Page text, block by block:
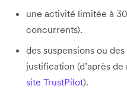
une activité limitée à
concurrents).
des suspensions ou
justification (d’après
site TrustPilot).